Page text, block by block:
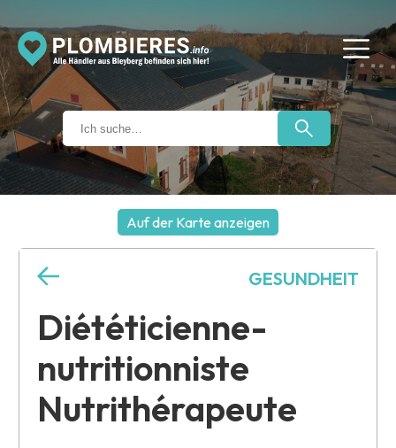
Auf der Karte anzeigen
Diététicienne-
nutritionniste
Nutrithérapeute
GESUNDHEIT
+
−